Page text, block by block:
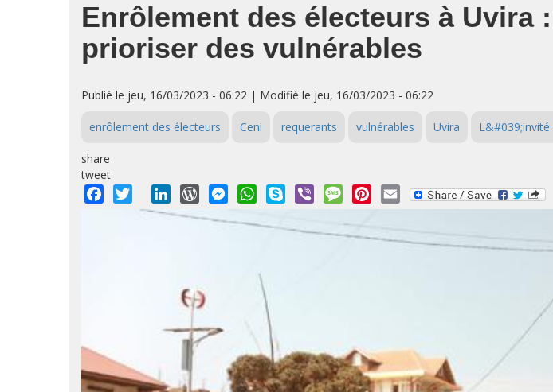
Enrôlement des électeurs à Uvira
prioriser des vulnérables
Publié le jeu, 16/03/2023 - 06:22 | Modifié le jeu, 16/03/2023 - 06:22
enrôlement des électeurs Ceni requerants vulnérables Uvira
share
tweet
Facebook
Twitter LinkedInWordPressMessengerWhatsApp
Skype Viber MessagePinterest
Email